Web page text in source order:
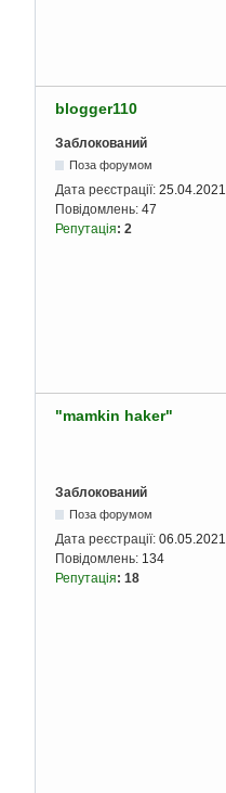
blogger110
Заблокований
Поза форумом
Дата реєстрації: 25.04.2021
Повідомлень: 47
Репутація: 2
"mamkin haker"
Заблокований
Поза форумом
Дата реєстрації: 06.05.2021
Повідомлень: 134
Репутація: 18